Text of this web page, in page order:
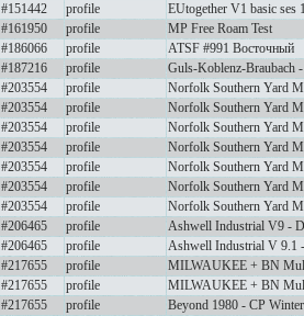
#151442 profile
EUtogether V1 basic ses
#161950 profile
MP Free Roam Test
#186066 profile
ATSF #991 Восточный
#187216 profile
Guls-Koblenz-Braubach
#203554 profile
Norfolk Southern Yard
#203554 profile
Norfolk Southern Yard
#203554 profile
Norfolk Southern Yard
#203554 profile
Norfolk Southern Yard
#203554 profile
Norfolk Southern Yard
#203554 profile
Norfolk Southern Yard
#203554 profile
Norfolk Southern Yard
#206465 profile
Ashwell Industrial V9 -
#206465 profile
Ashwell Industrial V 9.1
#217655 profile
MILWAUKEE + BN
#217655 profile
MILWAUKEE + BN
#217655 profile
Beyond 1980 - CP